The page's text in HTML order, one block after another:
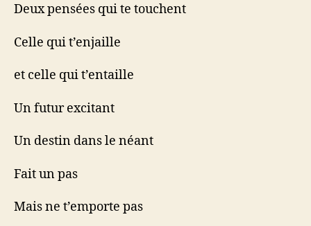
Deux pensées qui te touchent
Celle qui t’enjaille
et celle qui t’entaille
Un futur excitant
Un destin dans le néant
Fait un pas
Mais ne t’emporte pas